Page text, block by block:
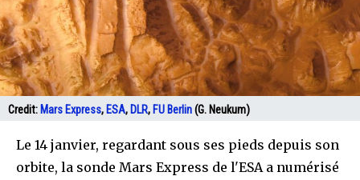
Credit: Mars Express, ESA, DLR, FU Berlin(G. Neukum)
Le 14 janvier, regardant sous ses pieds depuis son
orbite, la sonde Mars Express de l'ESA a numérisé